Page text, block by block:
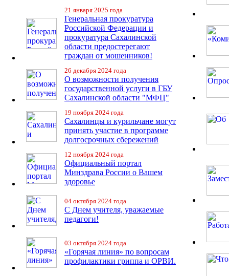
21 января 2025 года
Генеральная прокуратура
Российской Федерации и
прокуратура Сахалинской
области предостерегают
граждан от мошенников!
26 декабря 2024 года
О возможности получения
государственной услуги в ГБУ
Сахалинской области "МФЦ"
19 ноября 2024 года
Сахалинцы и курильчане могут
принять участие в программе
долгосрочных сбережений
12 ноября 2024 года
Официальный портал
Минздрава России о Вашем
здоровье
04 октября 2024 года
С Днем учителя, уважаемые
педагоги!
03 октября 2024 года
«Горячая линия» по вопросам
профилактики гриппа и ОРВИ.